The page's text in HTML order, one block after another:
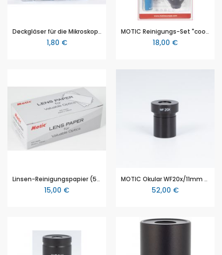
Deckgläser für die Mikroskopie, aus Klarglas, schlierenfrei, 100 Stück, viereckig, 22x22mm
1,80 €
MOTIC Reinigungs-Set "coolClean pro"
18,00 €
Linsen-Reinigungspapier (500er Pack)
15,00 €
MOTIC Okular WF20x/11mm (RedLine100)
52,00 €